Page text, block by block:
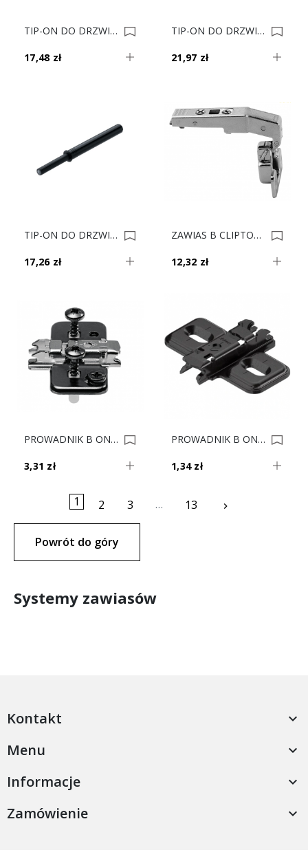
TIP-ON DO DRZWI KRÓTKI Czarny CS-M 956.1004 0022343
17,48 zł
TIP-ON DO DRZWI DŁUGI Czarny CS-M 956A1004 0022342
21,97 zł
TIP-ON DO DRZWI DŁ+odbojnik CS 956A1006 Czarny Carbon Mat 0022341
17,26 zł
ZAWIAS B CLIPTOP TIPON RÓWNOL 83' 78T9550.83 0022262
12,32 zł
PROWADNIK B ONYKS CLIP 174H7100E EXPAN. H-0 0022133
3,31 zł
PROWADNIK B ONYKS CLIP 173L6100 H-0 V500 0022107
1,34 zł
1 2 3 … 13 keyboard_arrow_right
Powrót do góry
Systemy zawiasów
Kontakt 
Menu 
Informacje 
Zamówienie 